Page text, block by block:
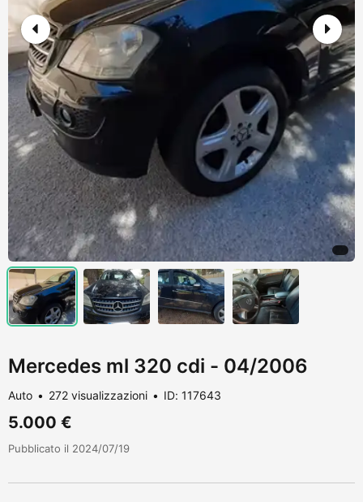
Mercedes ml 320 cdi - 04/2006
Auto 272 visualizzazioni ID: 117643
5.000 €
Pubblicato il 2024/07/19